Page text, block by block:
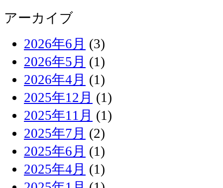
アーカイブ
2026年6月 (3)
2026年5月 (1)
2026年4月 (1)
2025年12月 (1)
2025年11月 (1)
2025年7月 (2)
2025年6月 (1)
2025年4月 (1)